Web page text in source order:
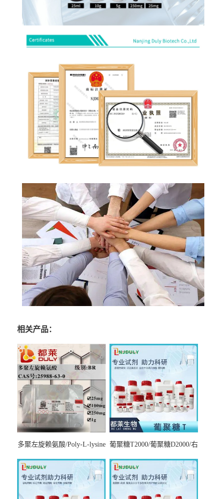
相关产品：
多聚左旋赖氨酸/Poly-L-lysine
7000，分子量7000-15000，分
子量2万～4万，分子量3～7
万，分子量7～15万，分子量
葡聚糖T2000/葡聚糖D2000/右